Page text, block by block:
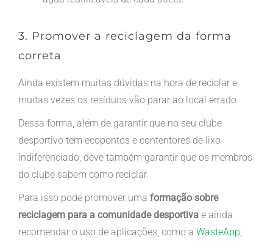
3. Promover a reciclagem da forma
correta
Ainda existem muitas dúvidas na hora de reciclar e
muitas vezes os resíduos vão parar ao local errado.
Dessa forma, além de garantir que no seu clube
desportivo tem ecopontos e contentores de lixo
indiferenciado, deve também garantir que os membros
do clube sabem como reciclar.
Para isso pode promover uma formação sobre
reciclagem para a comunidade desportivae ainda
recomendar o uso de aplicações, como a WasteApp